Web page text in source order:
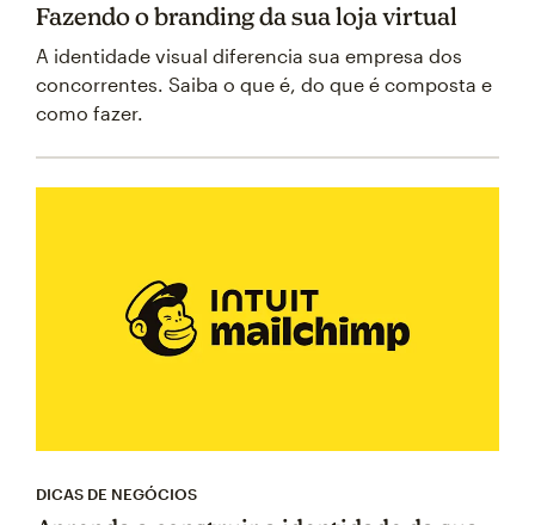
Fazendo o branding da sua loja virtual
A identidade visual diferencia sua empresa dos
concorrentes. Saiba o que é, do que é composta e
como fazer.
DICAS DE NEGÓCIOS